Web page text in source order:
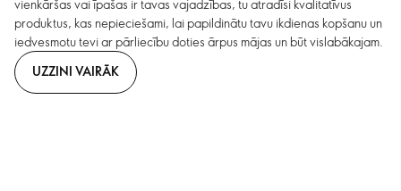
vienkāršas vai īpašas ir tavas vajadzības, tu atradīsi kvalitatīvus
produktus, kas nepieciešami, lai papildinātu tavu ikdienas kopšanu un
iedvesmotu tevi ar pārliecību doties ārpus mājas un būt vislabākajam.
UZZINI VAIRĀK